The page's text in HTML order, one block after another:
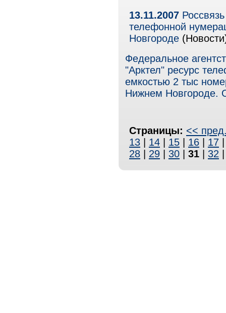
13.11.2007
телефонной
Новгороде
Федеральное
"Арктел" ресурс
емкостью 2 тыс
Нижнем Новгороде.
Страницы: <<
13
14 15 16 17
28
29 30 31 32